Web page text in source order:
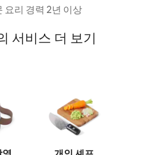
요리 경력 2년 이상
서비스 더 보기